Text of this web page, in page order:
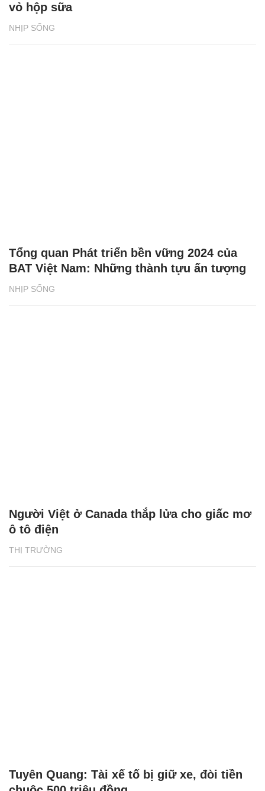
NHỊP SỐNG
vỏ hộp sữa
NHỊP SỐNG
Tổng quan Phát triển bền vững 2024 của
BAT Việt Nam: Những thành tựu ấn tượng
THỊ TRƯỜNG
Người Việt ở Canada thắp lửa cho giấc mơ
ô tô điện
Tuyên Quang: Tài xế tố bị giữ xe, đòi tiền